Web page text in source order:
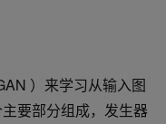
）来学习从输入图
要部分组成，发生器